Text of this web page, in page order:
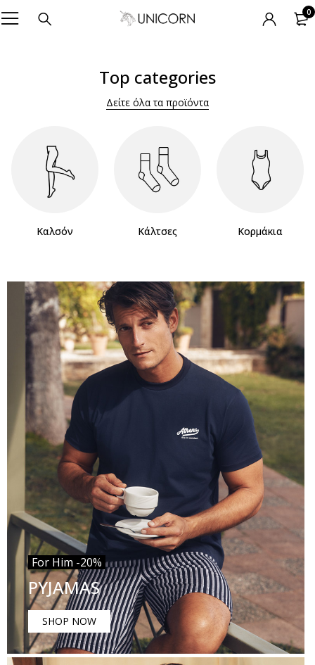
0
Top categories
Δείτε όλα τα προϊόντα
Καλσόν Κάλτσες Κορμάκια
For Him -20%
PYJAMAS
SHOP NOW